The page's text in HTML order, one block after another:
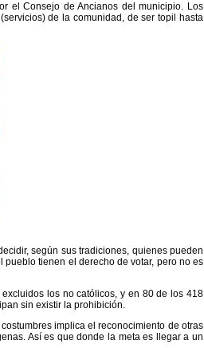
el Consejo de Ancianos del municipio. Los
de la comunidad, de ser topil hasta
según sus tradiciones, quienes pueden
tienen el derecho de votar, pero no es
los no católicos, y en 80 de los 418
sin existir la prohibición.
implica el reconocimiento de otras
Así es que donde la meta es llegar a un